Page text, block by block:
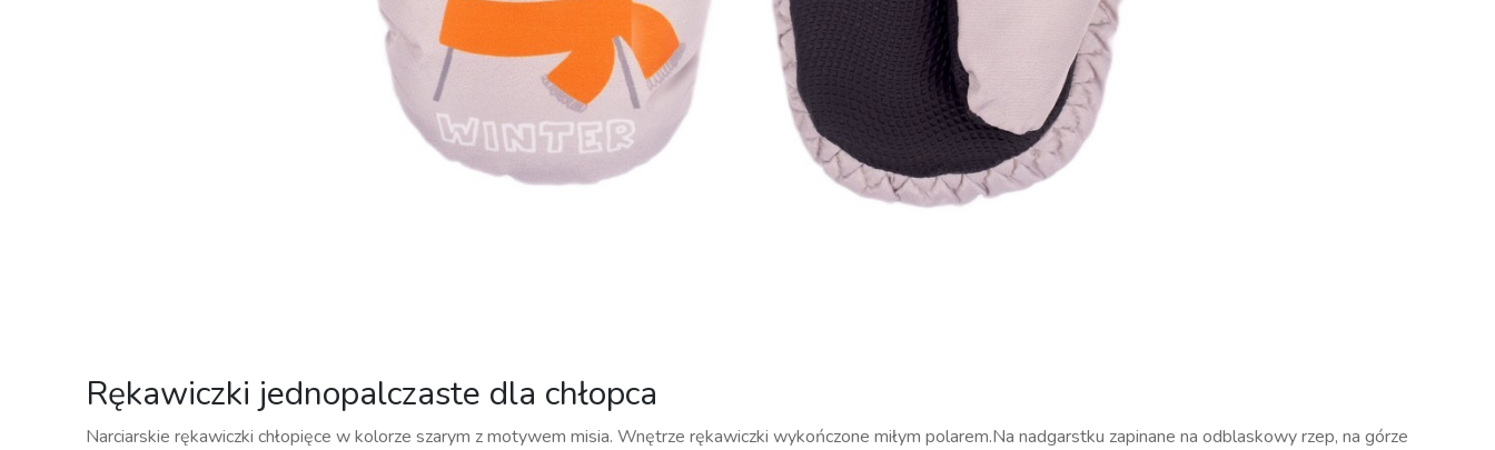
Rękawiczki jednopalczaste dla chłopca
Narciarskie rękawiczki chłopięce w kolorze szarym z motywem misia. Wnętrze rękawiczki wykończone miłym polarem.Na nadgarstku zapinane na odblaskowy rzep, na górze